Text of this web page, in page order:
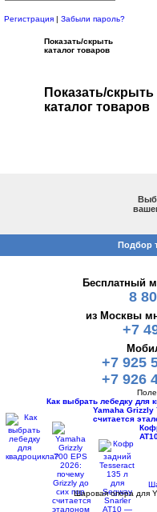
Регистрация
Забыли пароль?
Показать/скрыть
каталог товаров
Показать/скрыть
каталог товаров
Подбор
Бесплатный
8
из Москвы
+7
+7 925
+7 926
Как выбрать лебедку для
Yamaha Grizzly
считается
Шаровая опора для